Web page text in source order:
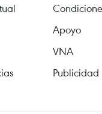
Apoyo
VNA
Publicidad